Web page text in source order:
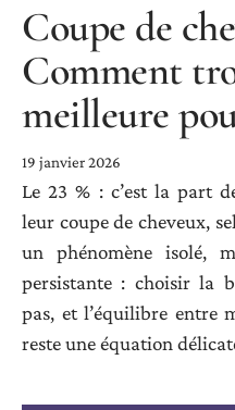
Coupe de
Comment
meilleure
19 janvier 2026
Le 23 % : c’est la part
leur coupe de cheveux,
un phénomène isolé,
persistante : choisir la
pas, et l’équilibre entre
reste une équation